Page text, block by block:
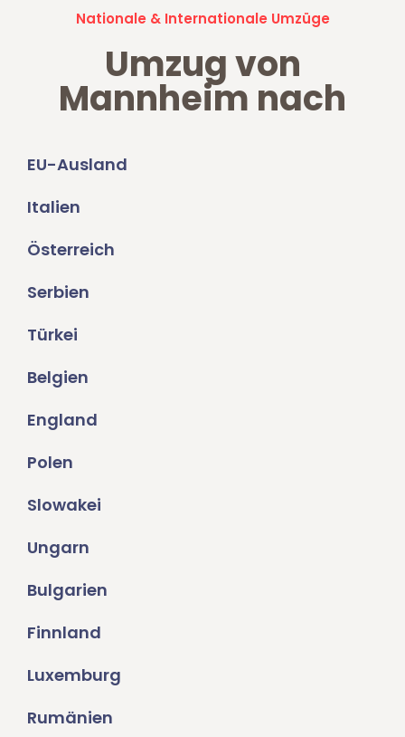
Nationale & Internationale Umzüge
Umzug von
Mannheim nach
EU-Ausland
Italien
Österreich
Serbien
Türkei
Belgien
England
Polen
Slowakei
Ungarn
Bulgarien
Finnland
Luxemburg
Rumänien